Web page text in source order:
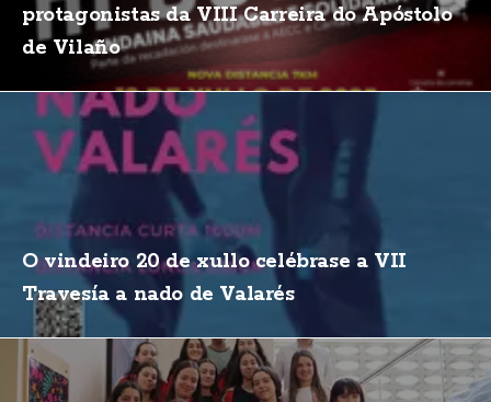
protagonistas da VIII Carreira do Apóstolo
de Vilaño
O vindeiro 20 de xullo celébrase a VII
Travesía a nado de Valarés